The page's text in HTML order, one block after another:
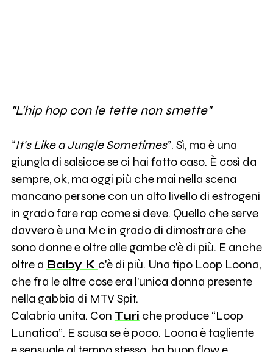
"L'hip hop con le tette non smette"
“It's Like a Jungle Sometimes”. Sì, ma è una
giungla di salsicce se ci hai fatto caso. È così da
sempre, ok, ma oggi più che mai nella scena
mancano persone con un alto livello di estrogeni
in grado fare rap come si deve. Quello che serve
davvero è una Mc in grado di dimostrare che
sono donne e oltre alle gambe c'è di più. E anche
oltre a Baby K c'è di più. Una tipo Loop Loona,
che fra le altre cose era l'unica donna presente
nella gabbia di MTV Spit.
Calabria unita. Con Turi che produce “Loop
Lunatica”. E scusa se è poco. Loona è tagliente